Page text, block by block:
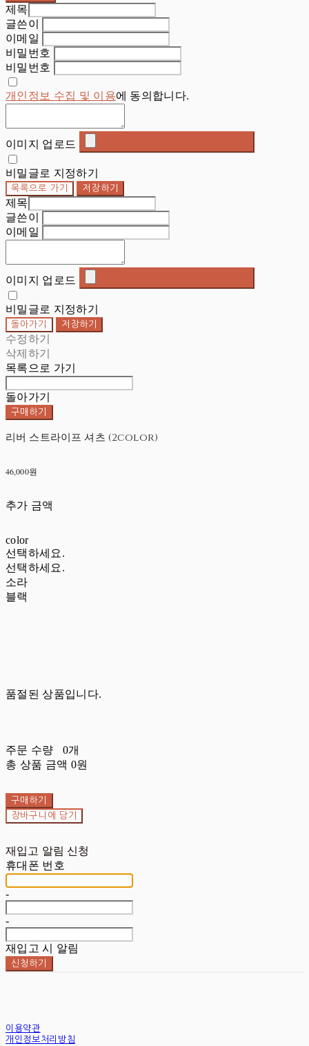
제목
글쓴이
이메일
비밀번호
비밀번호
개인정보 수집 및 이용에 동의합니다.
이미지 업로드
비밀글로 지정하기
목록으로 가기 저장하기
제목
글쓴이
이메일
이미지 업로드
비밀글로 지정하기
돌아가기 저장하기
수정하기
삭제하기
목록으로 가기
돌아가기
구매하기
리버 스트라이프 셔츠 (2color)
46,000원
추가 금액
color
선택하세요.
선택하세요.
소라
블랙
품절된 상품입니다.
주문 수량
0개
총 상품 금액 0원
구매하기
장바구니에 담기
재입고 알림 신청
휴대폰 번호
-
-
재입고 시 알림
신청하기
이용약관
개인정보처리방침